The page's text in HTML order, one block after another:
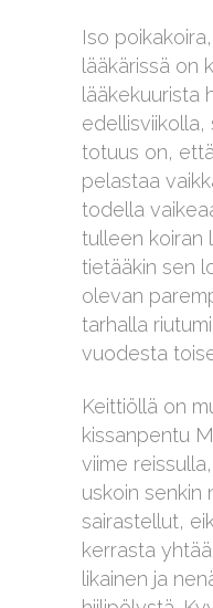
Iso
lääkärissä on
lääkekuurista
edellisviikolla,
totuus on,
pelastaa
todella
tulleen koiran
tietääkin sen
olevan
tarhalla
vuodesta
Keittiöllä on
kissanpentu
viime
uskoin senkin
sairastellut,
kerrasta
likainen ja